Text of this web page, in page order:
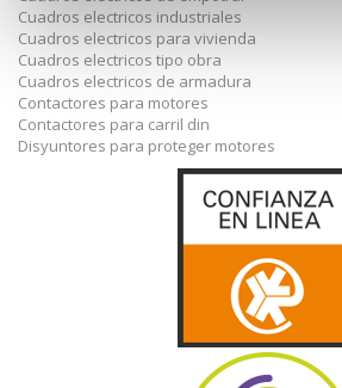
Cuadros electricos industriales
Cuadros electricos para vivienda
Cuadros electricos tipo obra
Cuadros electricos de armadura
Contactores para motores
Contactores para carril din
Disyuntores para proteger motores